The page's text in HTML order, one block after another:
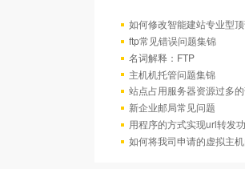
如何修改智能建站专业型
ftp常见错误问题集锦
名词解释：FTP
主机机托管问题集锦
站点占用服务器资源过多
新企业邮局常见问题
用程序的方式实现url转发
如何将我司申请的虚拟主